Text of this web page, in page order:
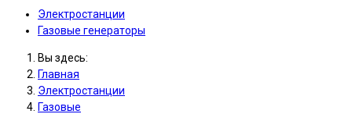
Электростанции
Газовые генераторы
Вы здесь:
Главная
Электростанции
Газовые